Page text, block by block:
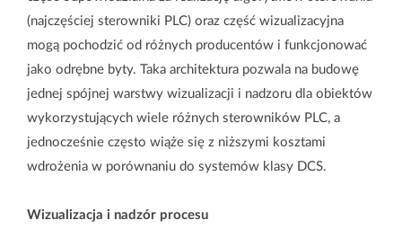
(najczęściej sterowniki PLC) oraz część wizualizacyjna
mogą pochodzić od różnych producentów i funkcjonować
jako odrębne byty. Taka architektura pozwala na budowę
jednej spójnej warstwy wizualizacji i nadzoru dla obiektów
wykorzystujących wiele różnych sterowników PLC, a
jednocześnie często wiąże się z niższymi kosztami
wdrożenia w porównaniu do systemów klasy DCS.
Wizualizacja i nadzór procesu